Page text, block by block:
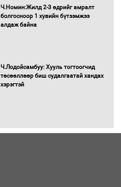
орчныг бүрдүүллээ
баримт
Ч.Номин:Жилд 2-3 өдрийг амралт
болгосноор 1 хувийн бүтээмжээ
алдаж байна
Ч.Лодойсамбуу: Хууль тогтоогчид
төсөөллөөр биш судалгаатай хандах
хэрэгтэй